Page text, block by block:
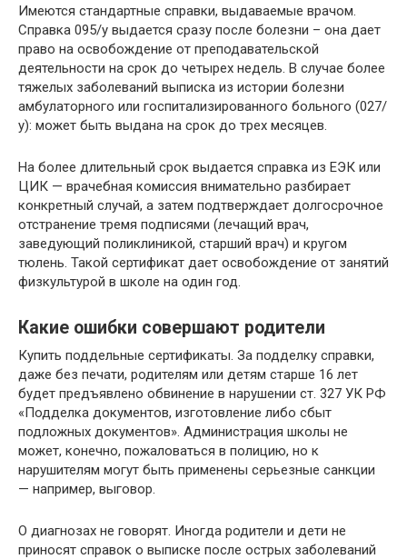
Имеются стандартные справки, выдаваемые врачом.
Справка 095/у выдается сразу после болезни – она дает
право на освобождение от преподавательской
деятельности на срок до четырех недель. В случае более
тяжелых заболеваний выписка из истории болезни
амбулаторного или госпитализированного больного (027/
у): может быть выдана на срок до трех месяцев.
На более длительный срок выдается справка из ЕЭК или
ЦИК — врачебная комиссия внимательно разбирает
конкретный случай, а затем подтверждает долгосрочное
отстранение тремя подписями (лечащий врач,
заведующий поликлиникой, старший врач) и кругом
тюлень. Такой сертификат дает освобождение от занятий
физкультурой в школе на один год.
Какие ошибки совершают родители
Купить поддельные сертификаты. За подделку справки,
даже без печати, родителям или детям старше 16 лет
будет предъявлено обвинение в нарушении ст. 327 УК РФ
«Подделка документов, изготовление либо сбыт
подложных документов». Администрация школы не
может, конечно, пожаловаться в полицию, но к
нарушителям могут быть применены серьезные санкции
— например, выговор.
О диагнозах не говорят. Иногда родители и дети не
приносят справок о выписке после острых заболеваний